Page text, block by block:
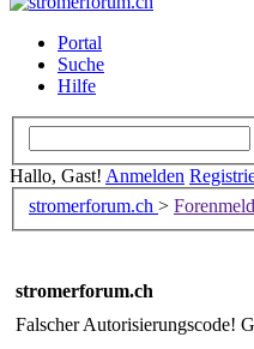
Portal
Suche
Hilfe
Hallo, Gast! Anmelden
stromerforum.ch >
stromerforum.ch
Falscher Autorisierungscode!